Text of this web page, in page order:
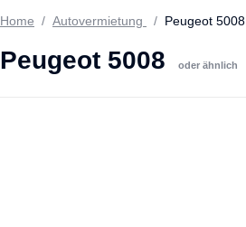
Home Autovermietung Peugeot 5008
Peugeot 5008 oder ähnlich